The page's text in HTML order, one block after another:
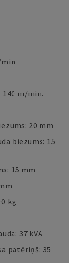
min
140 m/min.
20 mm
biezums: 15
15 mm
kg
37 kVA
patēriņš: 35